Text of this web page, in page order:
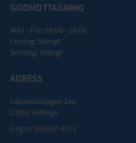
GODMOTTAGNING
Mån - Fre: 08:00 - 16:00
Lördag: Stängt
Söndag: Stängt
ADRESS
Falsterbovägen 245,
23591 Vellinge
Org.nr 556597-9712